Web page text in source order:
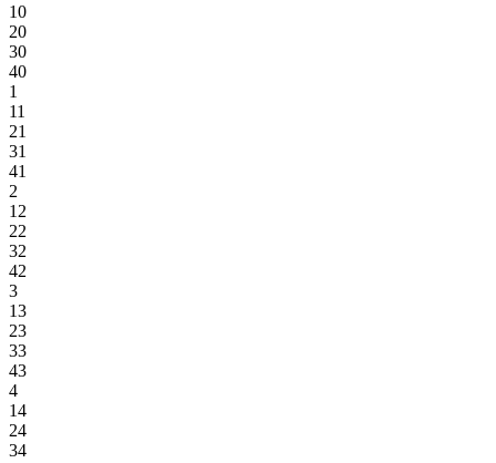
10
20
30
40
1
11
21
31
41
2
12
22
32
42
3
13
23
33
43
4
14
24
34